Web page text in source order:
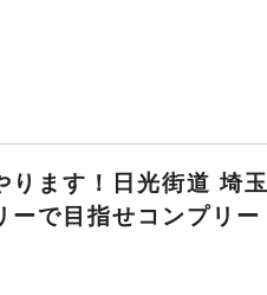
ります！日光街道 埼玉
ーで目指せコンプリー